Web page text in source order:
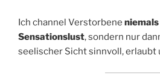
Ich channel Verstorbene
Sensationslust, sondern nur
seelischer Sicht sinnvoll, erlaubt